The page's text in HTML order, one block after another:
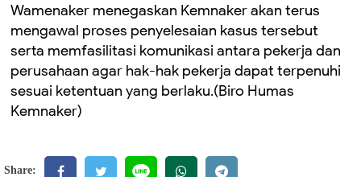
Wamenaker menegaskan Kemnaker akan terus
mengawal proses penyelesaian kasus tersebut
serta memfasilitasi komunikasi antara pekerja dan
perusahaan agar hak-hak pekerja dapat terpenuhi
sesuai ketentuan yang berlaku.(Biro Humas
Kemnaker)
Share: